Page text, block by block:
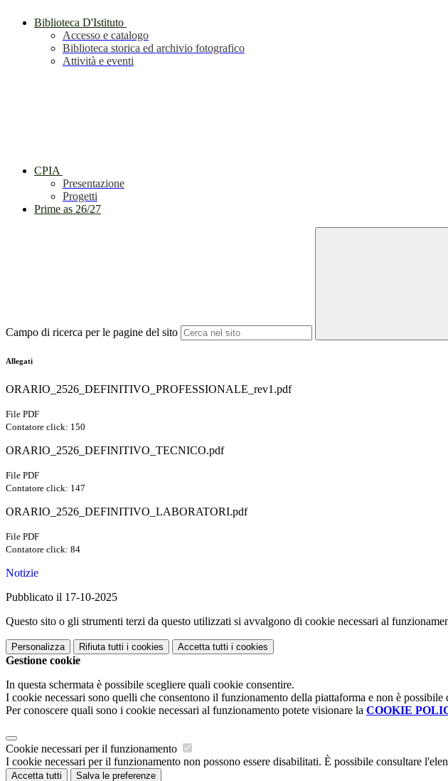
Biblioteca D'Istituto
Accesso e catalogo
Biblioteca storica ed archivio fotografico
Attività e eventi
CPIA
Presentazione
Progetti
Prime as 26/27
Campo di ricerca per le pagine del sito
Allegati
ORARIO_2526_DEFINITIVO_PROFESSIONALE_rev1.pdf
File PDF
Contatore click: 150
ORARIO_2526_DEFINITIVO_TECNICO.pdf
File PDF
Contatore click: 147
ORARIO_2526_DEFINITIVO_LABORATORI.pdf
File PDF
Contatore click: 84
Notizie
Pubblicato il 17-10-2025
Questo sito o gli strumenti terzi da questo utilizzati si avvalgono di cookie necessari al
Personalizza Rifiuta tutti i cookies Accetta tutti i cookies
Gestione cookie
In questa schermata è possibile scegliere quali cookie consentire.
I cookie necessari sono quelli che consentono il funzionamento della piattaforma e non è possibile
Per conoscere quali sono i cookie necessari al funzionamento potete visionare la COOKIE
Cookie necessari per il funzionamento
I cookie necessari per il funzionamento non possono essere disabilitati. È possibile consultare
Accetta tutti Salva le preferenze